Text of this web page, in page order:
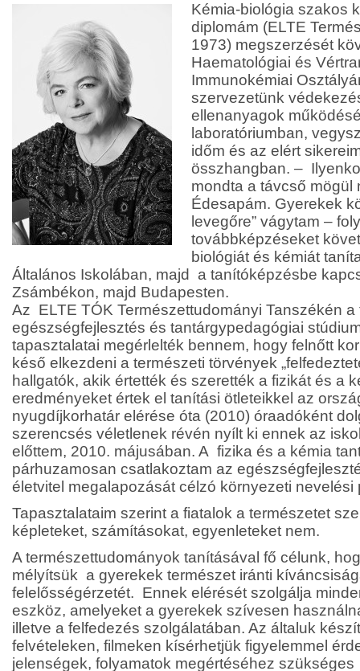
Kémia-biológia szakos
diplomám (ELTE
1973) megszerzését
Haematológiai és
Immunokémiai
szervezetünk
ellenanyagok
laboratóriumban,
időm és az elért
összhangban. –
mondta a távcső mögül
Édesapám. Gyerekek
levegőre” vágytam –
továbbképzéseket
biológiát és kémiát
Általános Iskolában, majd a tanítóképzésbe
Zsámbékon, majd Budapesten.
Az ELTE TÓK Természettudományi Tanszékén
egészségfejlesztés és tantárgypedagógiai
tapasztalatai megérlelték bennem, hogy felnőtt
késő elkezdeni a természeti törvények
hallgatók, akik értették és szerették a fizikát és a
eredményeket értek el tanítási ötleteikkel az
nyugdíjkorhatár elérése óta (2010) óraadóként
szerencsés véletlenek révén nyílt ki ennek az
előttem, 2010. májusában. A fizika és a kémia
párhuzamosan csatlakoztam az
életvitel megalapozását célzó környezeti nevelési
Tapasztalataim szerint a fiatalok a természetet
képleteket, számításokat, egyenleteket nem.
A természettudományok tanításával fő célunk,
mélyítsük a gyerekek természet iránti
felelősségérzetét. Ennek elérését szolgálja
eszköz, amelyeket a gyerekek szívesen
illetve a felfedezés szolgálatában. Az általuk
felvételeken, filmeken kísérhetjük figyelemmel
jelenségek, folyamatok megértéséhez